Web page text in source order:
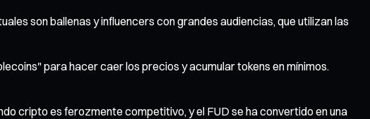
son ballenas y influencers con grandes audiencias, que utilizan las
para hacer caer los precios y acumular tokens en mínimos.
cripto es ferozmente competitivo, y el FUD se ha convertido en una